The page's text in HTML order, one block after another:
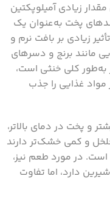
زیادی آمیلوپکتین
پخت به‌عنوان یک
زیادی بر بافت نرم و
مانند برنج و دسرهای
به‌طور کلی خنثی است،
مواد غذایی را جذب
و پخت در دمای بالاتر،
و کمی خشک‌تر دارند
در مورد طعم نیز،
دارد، اما تفاوت